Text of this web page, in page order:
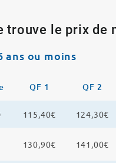
trouve le prix de
ans ou moins
QF 1 QF 2
115,40€ 124,30€
130,90€ 141,00€